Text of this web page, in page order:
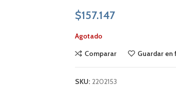
$157.147
Agotado
Comparar
Guardar
SKU: 2202153